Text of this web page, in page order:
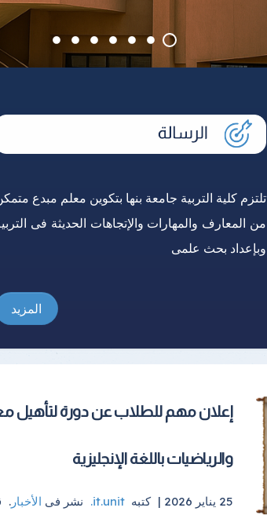
تلتزم كلية التربية جامعة بنها بتكوين معلم مبدع
من المعارف والمهارات والإتجاهات الحديثة فى
وبإعداد بحث علمى
المزيد
إعلان مهم للطلاب عن دورة لتأهيل
والرياضيات باللغة الإنجليزية
25 يناير 2026 | كتبه it.unit
. نشر فى الأخبار .